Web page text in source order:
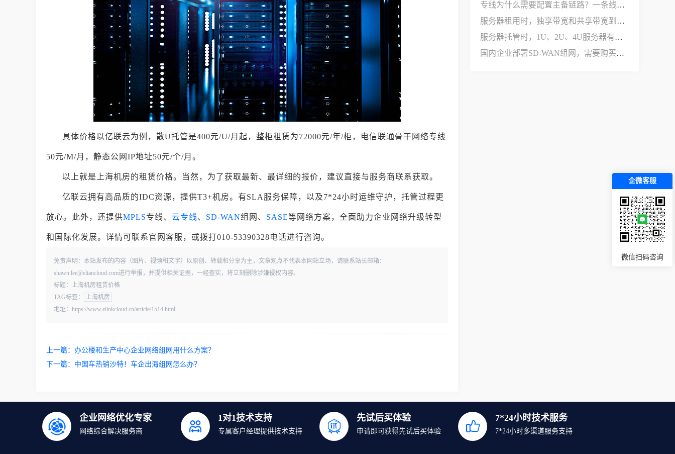
具体价格以亿联云为例，散U托管是400元/U/月起，整柜租赁为72000元/年/柜，电信联通骨干网络专线
50元/M/月，静态公网IP地址50元/个/月。
以上就是上海机房的租赁价格。当然，为了获取最新、最详细的报价，建议直接与服务商联系获取。
亿联云拥有高品质的IDC资源，提供T3+机房。有SLA服务保障，以及7*24小时运维守护，托管过程更
放心。此外，还提供MPLS专线、 云专线、 SD-WAN组网、 SASE等网络方案，全面助力企业网络升级转型
和国际化发展。详情可联系官网客服，或拨打010-53390328电话进行咨询。
免责声明：本站发布的内容（图片、视频和文字）以原创、转载和分享为主，文章观点不代表本网站立场，请联系站长邮箱：
shawn.lee@eliancloud.com进行举报，并提供相关证据，一经查实，将立刻删除涉嫌侵权内容。
标题：上海机房租赁价格
TAG标签：
上海机房
地址：https://www.elinkcloud.cn/article/1514.html
上一篇： 办公楼和生产中心企业网络组网用什么方案？
下一篇： 中国车热销沙特！车企出海组网怎么办？
专线为什么需要配置主备链路？一条线路不够用吗？
服务器租用时，独享带宽和共享带宽到底有什么区别？
服务器托管时，1U、2U、4U服务器有什么区别？
国内企业部署SD-WAN组网，需要购买哪些设备和服务？
企业网络优化专家
网络综合解决服务商
1对1技术支持
专属客户经理提供技术支持
先试后买体验
申请即可获得先试后买体验
7*24小时技术服务
7*24小时多渠道服务支持
企微客服
微信扫码咨询